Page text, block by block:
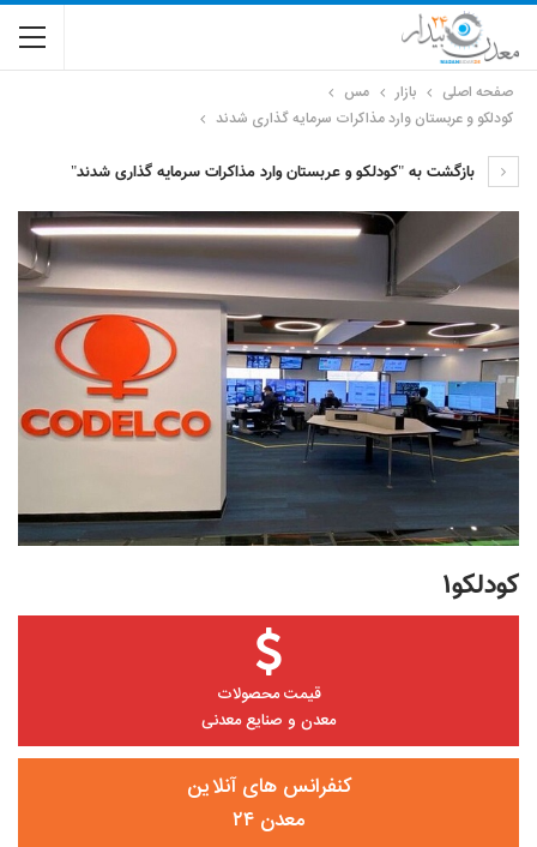
صفحه اصلی بازار
مس
کودلکو و عربستان وارد مذاکرات سرمایه گذاری شدند
بازگشت به "کودلکو و عربستان وارد مذاکرات سرمایه گذاری شدند"
کودلکو۱
قیمت محصولات
معدن و صنایع معدنی
کنفرانس های آنلاین
معدن ۲۴